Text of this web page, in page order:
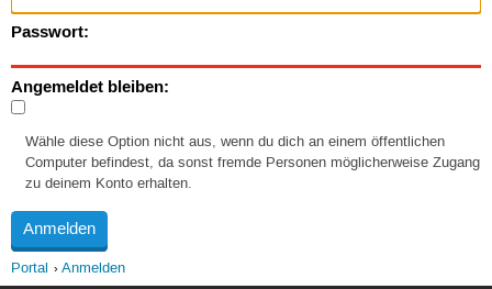
Passwort:
Angemeldet bleiben:
Wähle diese Option nicht aus, wenn du dich an einem öffentlichen
Computer befindest, da sonst fremde Personen möglicherweise Zugang
zu deinem Konto erhalten.
Portal Anmelden